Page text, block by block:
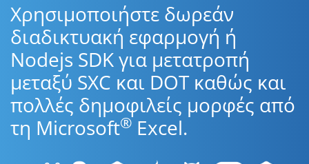
Χρησιμοποιήστε δωρεάν
διαδικτυακή εφαρμογή ή
Nodejs SDK για μετατροπή
μεταξύ SXC και DOT καθώς και
πολλές δημοφιλείς μορφές από
τη Microsoft® Excel.